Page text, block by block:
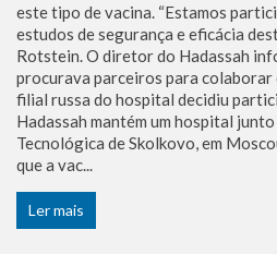
este tipo de vacina. “Estamos
estudos de segurança e eficácia
Rotstein. O diretor do Hadassah
procurava parceiros para colaborar
filial russa do hospital decidiu
Hadassah mantém um hospital
Tecnológica de Skolkovo, em
que a vac...
Ler mais